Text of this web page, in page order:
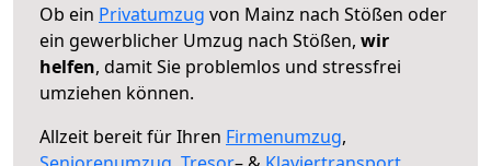
Ob ein Privatumzug von Mainz nach Stößen oder
ein gewerblicher Umzug nach Stößen, wir
helfen, damit Sie problemlos und stressfrei
umziehen können.
Allzeit bereit für Ihren Firmenumzug,